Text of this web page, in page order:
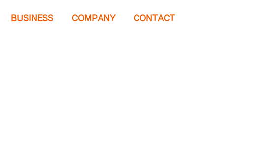
BUSINESS COMPANY CONTACT